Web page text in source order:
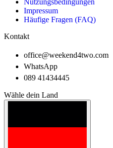
Impressum
Häufige Fragen (FAQ)
Kontakt
office@weekend4two.com
WhatsApp
089 41434445
Wähle dein Land